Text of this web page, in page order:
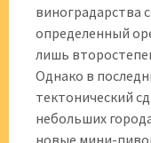
виноградарства
определенный
лишь
Однако в
тектонический
небольших
новые мини-